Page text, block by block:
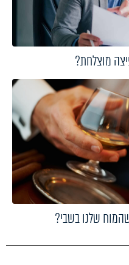
מוצלחת?
שלנו בשבי?